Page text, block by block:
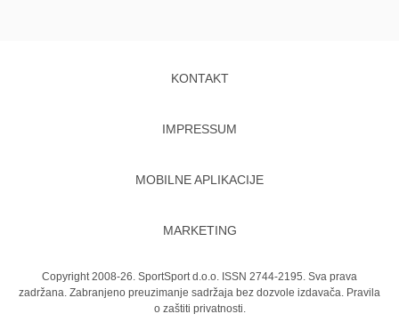
KONTAKT
IMPRESSUM
MOBILNE APLIKACIJE
MARKETING
Copyright 2008-26. SportSport d.o.o. ISSN 2744-2195. Sva prava
zadržana. Zabranjeno preuzimanje sadržaja bez dozvole izdavača. Pravila
o zaštiti privatnosti.